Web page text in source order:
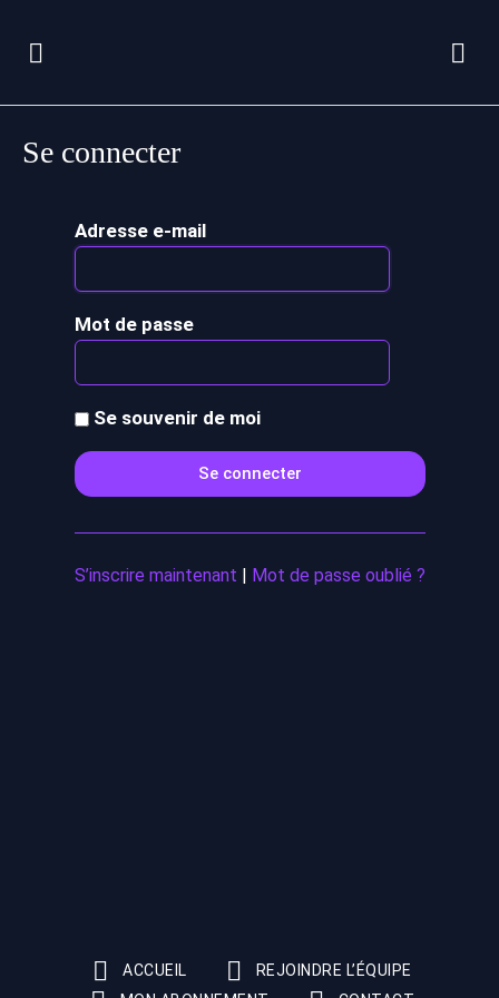
Se connecter
Adresse e-mail
Mot de passe
Se souvenir de moi
S’inscrire maintenant | Mot de passe oublié ?
ACCUEIL
REJOINDRE L’ÉQUIPE